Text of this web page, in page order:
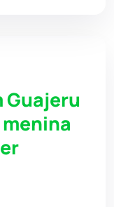
Guajeru